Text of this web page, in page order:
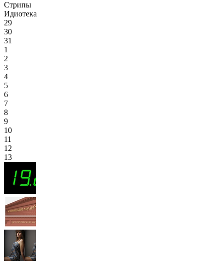
Стрипы
Идиотека
29
30
31
1
2
3
4
5
6
7
8
9
10
11
12
13